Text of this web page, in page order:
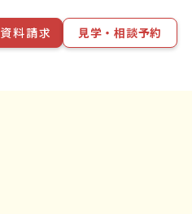
資料請求 見学・相談予約